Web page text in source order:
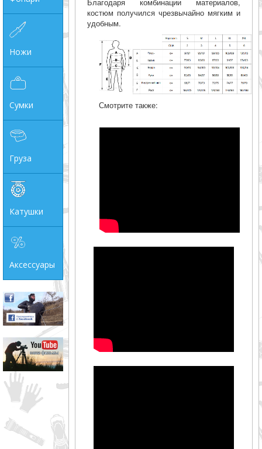
Ножи
Сумки
Груза
Катушки
Аксессуары
Благодаря комбинации материалов,
костюм получился чрезвычайно мягким и
удобным.
Смотрите также: